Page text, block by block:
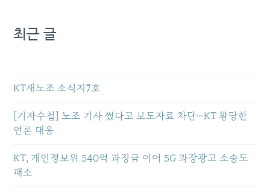
최근 글
KT새노조 소식지7호
[기자수첩] 노조 기사 썼다고 보도자료 차단…KT 황당한
언론 대응
KT, 개인정보위 540억 과징금 이어 5G 과장광고 소송도
패소